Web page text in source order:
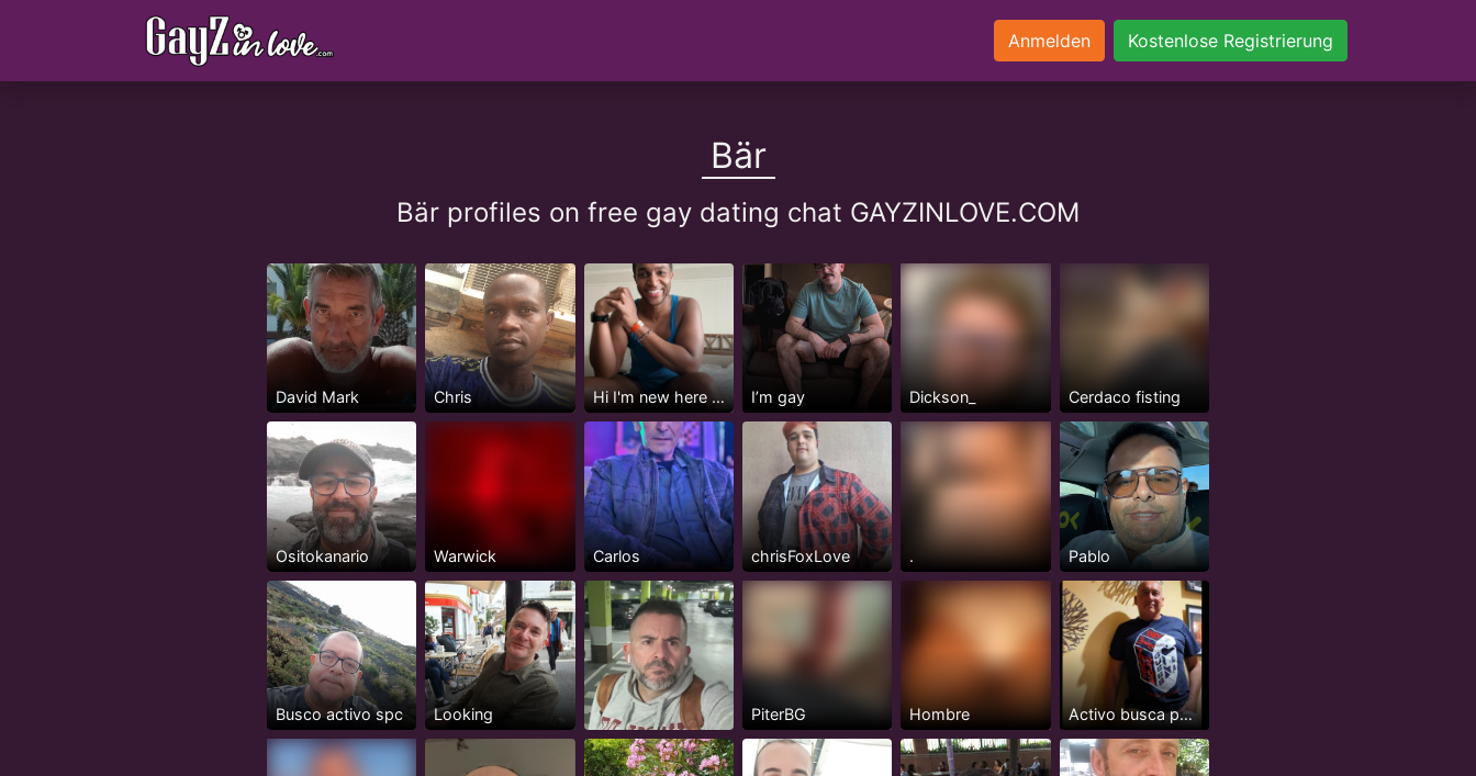
Anmelden Kostenlose Registrierung
Bär
Bär profiles on free gay dating chat GAYZINLOVE.COM
David Mark Chris Hi I'm new here but not really... I’m gay Dickson_ Cerdaco fisting
Ositokanario Warwick Carlos chrisFoxLove . Pablo
Busco activo spc Looking PiterBG Hombre Activo busca pasivos